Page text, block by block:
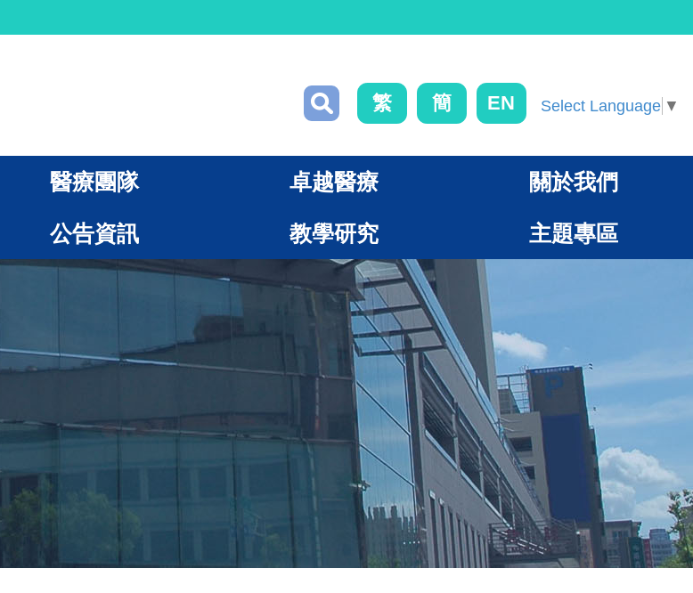
繁 簡 EN Select Language ▼
醫療團隊 卓越醫療 關於我們
公告資訊 教學研究 主題專區